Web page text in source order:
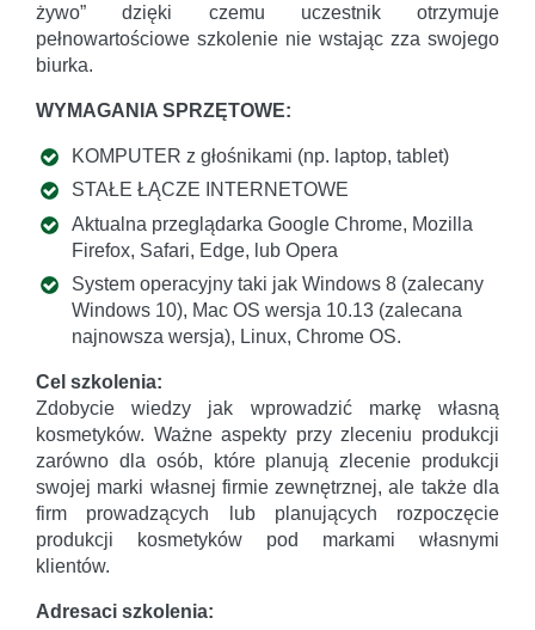
żywo” dzięki czemu uczestnik otrzymuje
pełnowartościowe szkolenie nie wstając zza swojego
biurka.
WYMAGANIA SPRZĘTOWE:
KOMPUTER z głośnikami (np. laptop, tablet)
STAŁE ŁĄCZE INTERNETOWE
Aktualna przeglądarka Google Chrome, Mozilla
Firefox, Safari, Edge, lub Opera
System operacyjny taki jak Windows 8 (zalecany
Windows 10), Mac OS wersja 10.13 (zalecana
najnowsza wersja), Linux, Chrome OS.
Cel szkolenia:
Zdobycie wiedzy jak wprowadzić markę własną
kosmetyków. Ważne aspekty przy zleceniu produkcji
zarówno dla osób, które planują zlecenie produkcji
swojej marki własnej firmie zewnętrznej, ale także dla
firm prowadzących lub planujących rozpoczęcie
produkcji kosmetyków pod markami własnymi
klientów.
Adresaci szkolenia: